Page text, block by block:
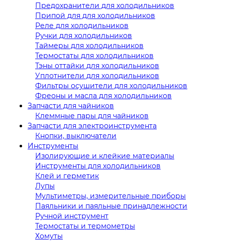
Предохранители для холодильников
Припой для для холодильников
Реле для холодильников
Ручки для холодильников
Таймеры для холодильников
Термостаты для холодильников
Тэны оттайки для холодильников
Уплотнители для холодильников
Фильтры осушители для холодильников
Фреоны и масла для холодильников
Запчасти для чайников
Клеммные пары для чайников
Запчасти для электроинструмента
Кнопки, выключатели
Инструменты
Изолирующие и клейкие материалы
Инструменты для холодильников
Клей и герметик
Лупы
Мультиметры, измерительные приборы
Паяльники и паяльные принадлежности
Ручной инструмент
Термостаты и термометры
Хомуты